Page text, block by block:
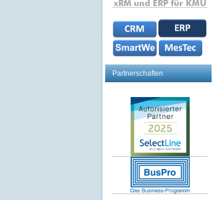
Partnerschaften